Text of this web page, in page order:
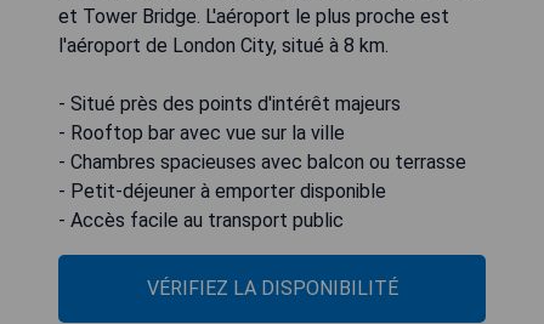
et Tower Bridge. L'aéroport le plus proche est
l'aéroport de London City, situé à 8 km.
- Situé près des points d'intérêt majeurs
- Rooftop bar avec vue sur la ville
- Chambres spacieuses avec balcon ou terrasse
- Petit-déjeuner à emporter disponible
- Accès facile au transport public
VÉRIFIEZ LA DISPONIBILITÉ